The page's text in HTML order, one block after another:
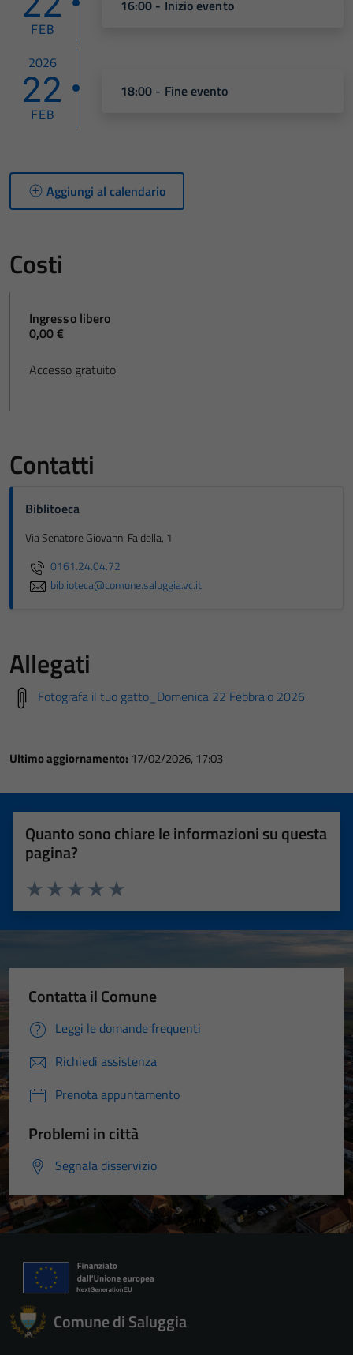
FEB
16:00 - Inizio evento
2026
22
FEB
18:00 - Fine evento
Aggiungi al calendario
Costi
Ingresso libero
0,00 €
Accesso gratuito
Contatti
Biblitoeca
Via Senatore Giovanni Faldella, 1
0161.24.04.72
biblioteca@comune.saluggia.vc.it
Allegati
Fotografa il tuo gatto_Domenica 22 Febbraio 2026
Ultimo aggiornamento: 17/02/2026, 17:03
Quanto sono chiare le informazioni su questa
pagina?
Valuta 5 stelle su 5
Valuta 4 stelle su 5
Valuta 3 stelle su 5
Valuta 2 stelle su 5
Valuta 1 stelle su 5
Contatta il Comune
Leggi le domande frequenti
Richiedi assistenza
Prenota appuntamento
Problemi in città
Segnala disservizio
Comune di Saluggia